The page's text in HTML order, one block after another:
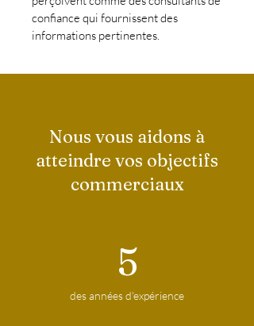
confiance qui fournissent des
informations pertinentes.
Nous vous aidons à
atteindre vos objectifs
commerciaux
5
des années d'expérience